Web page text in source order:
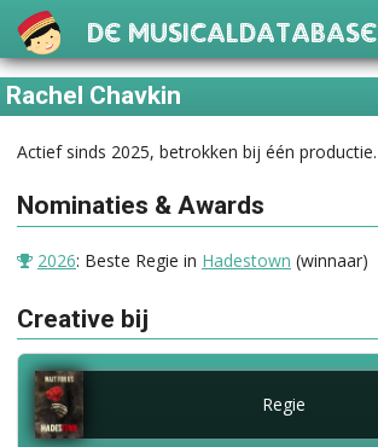
De Musicaldatabase
Rachel Chavkin
Actief sinds 2025, betrokken bij één productie.
Nominaties & Awards
2026: Beste Regie in Hadestown (winnaar)
Creative bij
Regie